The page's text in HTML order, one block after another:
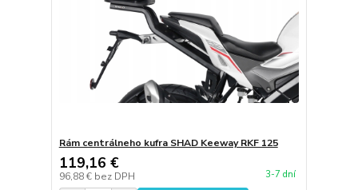
Rám centrálneho kufra SHAD Keeway RKF 125
119,16 €
96,88 € bez DPH 3-7 dní